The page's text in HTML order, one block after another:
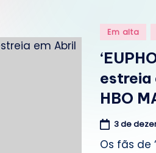
Posted
Em alta
estreia
HBO
3 de
Os fãs de